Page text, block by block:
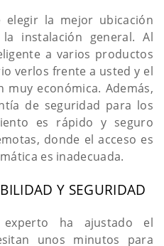
elegir la mejor ubicación
instalación general. Al
a varios productos
verlos frente a usted y el
económica. Además,
de seguridad para los
es rápido y seguro
donde el acceso es
es inadecuada.
Y SEGURIDAD
ha ajustado el
unos minutos para